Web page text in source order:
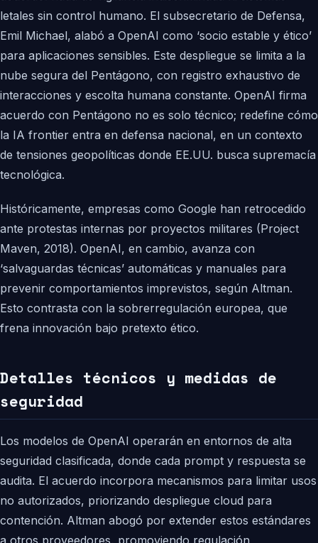
letales sin control humano. El subsecretario de Defensa,
Emil Michael, alabó a OpenAI como ‘socio estable y ético’
para aplicaciones sensibles. Este despliegue se limita a la
nube segura del Pentágono, con registro exhaustivo de
interacciones y escolta humana constante. OpenAI firma
acuerdo con Pentágono no es solo técnico; redefine cómo
la IA frontier entra en defensa nacional, en un contexto
de tensiones geopolíticas donde EE.UU. busca supremacía
tecnológica.
Históricamente, empresas como Google han retrocedido
ante protestas internas por proyectos militares (Project
Maven, 2018). OpenAI, en cambio, avanza con
‘salvaguardas técnicas’ automáticas y manuales para
prevenir comportamientos imprevistos, según Altman.
Esto contrasta con la sobrerregulación europea, que
frena innovación bajo pretexto ético.
Detalles técnicos y medidas de
seguridad
Los modelos de OpenAI operarán en entornos de alta
seguridad clasificada, donde cada prompt y respuesta se
audita. El acuerdo incorpora mecanismos para limitar usos
no autorizados, priorizando despliegue cloud para
contención. Altman abogó por extender estos estándares